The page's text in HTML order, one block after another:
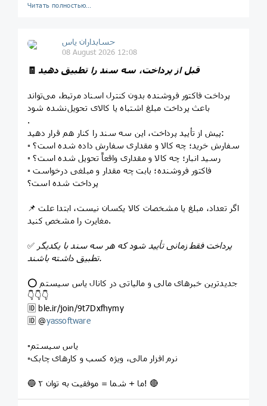
Читать полностью…
حسابداران یاس
08 August 2026 12:08
🧾 قبل از پرداخت، سه سند را تطبیق دهید
پرداخت فاکتور فروشنده بدون کنترل اسناد مرتبط، می‌تواند
باعث پرداخت مبلغ اشتباه یا کالای تحویل‌نشده شود
.
پیش از تأیید پرداخت، این سه سند را کنار هم قرار دهید:
▫️ سفارش خرید؛ چه کالا و مقداری سفارش داده شده است؟
▫️ رسید انبار؛ چه کالا و مقداری واقعاً تحویل شده است؟
▫️ فاکتور فروشنده؛ بابت چه مقدار و مبلغی درخواست
پرداخت شده است؟
📌 اگر تعداد، مبلغ یا مشخصات کالا یکسان نیست، ابتدا علت
مغایرت را مشخص کنید.
✅
تطبیق داشته باشند.
⭕️ جدیدترین خبرهای مالی و مالیاتی در کانال یاس سیستم
👇👇👇
🆔 ble.ir/join/9t7Dxfhymy
🆔️ @yassoftware
▫️یاس سیستم
▫️نرم افزار مالی، ویژه کسب و کارهای چابک
🔵 ما + شما = موفقیت به توان ۲! 🔴